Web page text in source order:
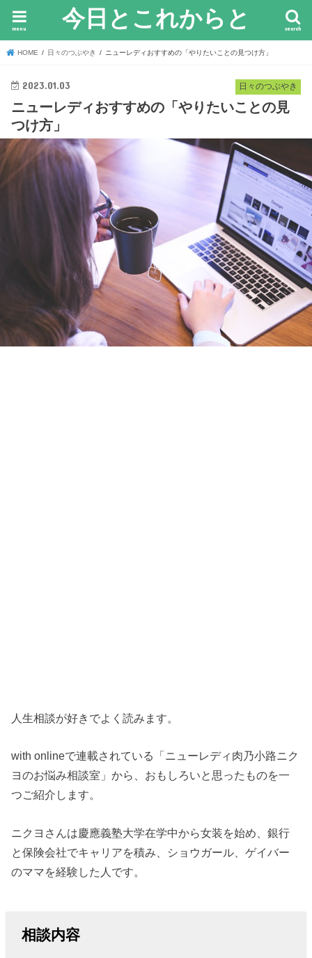
今日とこれからと search
menu
HOME 日々のつぶやき ニューレディおすすめの「やりたいことの見つけ方」
日々のつぶやき
2023.01.03
ニューレディおすすめの「やりたいことの見
つけ方」
人生相談が好きでよく読みます。
with onlineで連載されている「ニューレディ肉乃小路ニク
ヨのお悩み相談室」から、おもしろいと思ったものを一
つご紹介します。
ニクヨさんは慶應義塾大学在学中から女装を始め、銀行
と保険会社でキャリアを積み、ショウガール、ゲイバー
のママを経験した人です。
相談内容